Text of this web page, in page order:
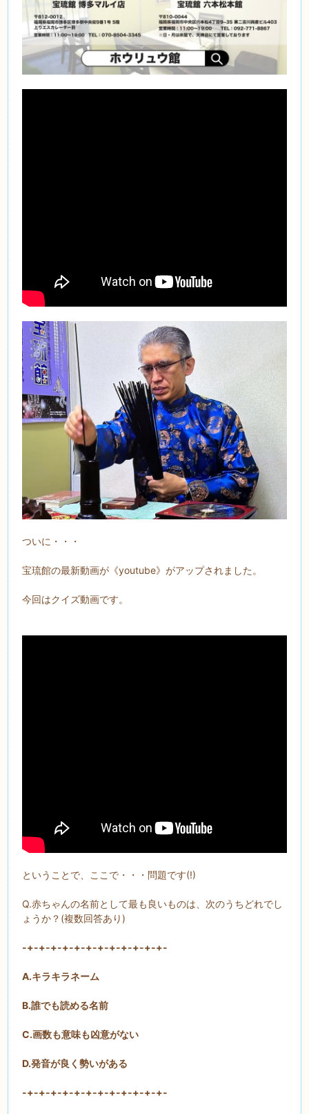
ついに・・・
宝琉館の最新動画が《youtube》がアップされました。
今回はクイズ動画です。
ということで、ここで・・・問題です(!)
Q.赤ちゃんの名前として最も良いものは、次のうちどれでし
ょうか？(複数回答あり)
-+-+-+-+-+-+-+-+-+-+-+-+-
A.キラキラネーム
B.誰でも読める名前
C.画数も意味も凶意がない
D.発音が良く勢いがある
-+-+-+-+-+-+-+-+-+-+-+-+-